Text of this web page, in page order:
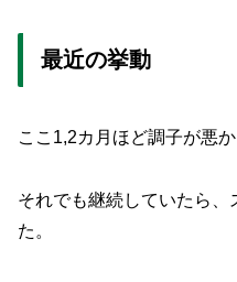
最近の挙動
ここ1,2カ月ほど調子が悪
それでも継続していたら、
た。